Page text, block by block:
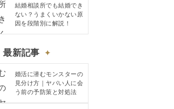
結婚相談所でも結婚でき
ない？うまくいかない原
因を段階別に解説！
最新記事
婚活に潜むモンスターの
見分け方｜ヤバい人に会
う前の予防策と対処法